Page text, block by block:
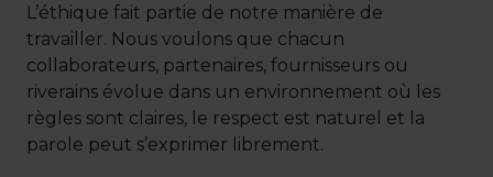
L’éthique fait partie de notre manière de
travailler. Nous voulons que chacun
collaborateurs, partenaires, fournisseurs ou
riverains évolue dans un environnement où les
règles sont claires, le respect est naturel et la
parole peut s’exprimer librement.